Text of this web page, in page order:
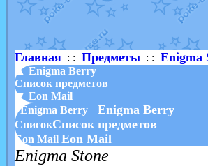
Shadow mismagiusотJOK_julia
в фанарте.
художникот vicavicaв фанарте.
Главная: : Предметы: : Enigma
▲ Enigma Berry
Список предметов
▼ Eon Mail
Enigma Berry
Enigma Berry
СписокСписок предметов
Eon Mail Eon Mail
Enigma Stone